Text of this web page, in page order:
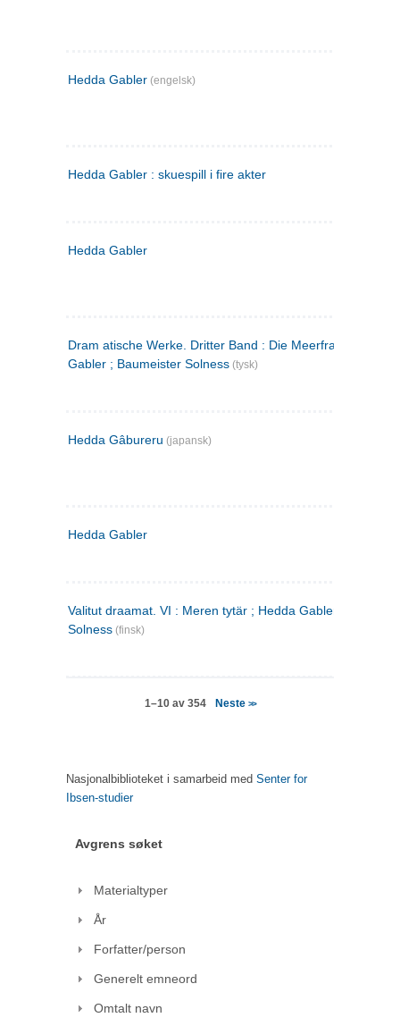
Hedda Gabler (engelsk)
Hedda Gabler : skuespill i fire akter
Hedda Gabler
Dram atische Werke. Dritter Band : Die Meerfrau ; Hedda
Gabler ; Baumeister Solness (tysk)
Hedda Gâbureru (japansk)
Hedda Gabler
Valitut draamat. VI : Meren tytär ; Hedda Gabler ;
Solness (finsk)
1–10 av 354 Neste >>
Nasjonalbiblioteket i samarbeid med Senter for
Ibsen-studier
Avgrens søket
Materialtyper
År
Forfatter/person
Generelt emneord
Omtalt navn